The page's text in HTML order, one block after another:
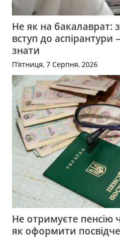
Не як на бакалаврат:
вступ до
знати
П’ятниця, 7 Серпня, 2026
Не отримуєте пенсію
як оформити